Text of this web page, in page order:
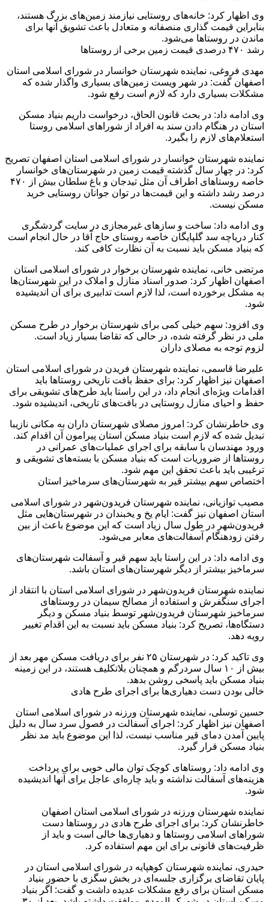
وی اظهار کرد: خانه‌های روستایی نیازمند زمین‌های بزرگ هستند،
بنابراین قیمت گذاری منصفانه و متعادل باعث تشویق آنها برای
ماندن در روستاها می‌شود.
رشد ۴۷۰ درصدی قیمت زمین برخی از روستاها
مهدی فروغی، نماینده شهرستان خوانسار در شورای اسلامی استان
اصفهان گفت: در شهر ویست زمین‌های بسیاری واگذار شده که
مشکلات بسیاری دارد که لازم است رفع شود.
وی ادامه داد: در بحث قانون الحاق، درخواست داریم بنیاد مسکن
استان در هنگام دادن سند به افراد از شوراهای اسلامی روستا
استعلام‌های لازم را بگیرد.
نماینده شهرستان خوانسار در شورای اسلامی استان اصفهان تصریح
کرد: در چهار سال گذشته قیمت زمین در شهرستان‌های خوانسار
خاصه روستاهای اطراف آن مثل تیدجان و باغ سلطان بیش از ۴۷۰
درصد رشد داشته و این قیمت‌ها در توان جوانان روستایی خرید
مسکن نیست.
وی ادامه داد: ساخت و سازهای غیرمجازی در سایت گردشگری
کنار دریاچه سد گلپایگان خاصه روستای حاج آقا در حال انجام است
که بنیاد مسکن باید نسبت به آن نظارت کافی کند.
مرتضی خانی، نماینده شهرستان برخوار در شورای اسلامی استان
اصفهان اظهار کرد: صدور اسناد منازل و املاک در این شهرستان‌ها
به مشکل برخورده است، لذا لازم است تدابیری برای آن اندیشیده
شود.
وی افزود: سهم خیلی کمی برای شهرستان برخوار در طرح مسکن
ملی در نظر گرفته شده، در حالی که تقاضا بسیار زیاد است.
لزوم توجه به مصلای داران
علیرضا قاسمی، نماینده شهرستان فریدن در شورای اسلامی استان
اصفهان نیز اظهار کرد: برای حفظ بافت تاریخی روستاها باید
اقدامات ویژه‌ای انجام داد، در این راستا باید طرح‌های تشویقی برای
حفظ و احیای منازل روستایی در بافت‌های تاریخی، اندیشیده شود.
وی خاطرنشان کرد: امروز مصلای شهرستان داران به مکانی نازیبا
تبدیل شده که لازم است بنیاد مسکن استان پیرامون آن اقدام کند.
ورود مهندسان با سابقه برای اجرای عملیات‌های عمرانی در
روستاها از ضروریات است که بنیاد مسکن با بسته‌های تشویقی و
ترغیبی باید باعث تحقق این مهم شود.
اختصاص سهم بیشتر قیر به شهرستان‌های سرماخیز استان
مصیب توازیانی، نماینده شهرستان فریدون‌شهر در شورای اسلامی
استان اصفهان نیز گفت: ایام یخ و یخبندان در شهرستان‌هایی مثل
فریدون‌شهر در طول سال زیاد است که این موضوع باعث از بین
رفتن زودهنگام آسفالت‌های معابر می‌شود.
وی ادامه داد: در این راستا باید سهم قیر و آسفالت شهرستان‌های
سرماخیز بیشتر از دیگر شهرستان‌های استان باشد.
نماینده شهرستان فریدون‌شهر در شورای اسلامی استان با انتقاد از
اجرای سنگفرش و استفاده از مصالح سیمان در روستاهای
سرماخیز شهرستان فریدون‌شهر توسط بنیاد مسکن و دیگر
دستگاه‌ها، تصریح کرد: بنیاد مسکن باید نسبت به این اقدام تغییر
رویه دهد.
وی تاکید کرد: در شهرستان ۲۵ نفر برای دریافت مسکن مهر بعد از
بیش از ۱۰ سال سردرگم و همچنان بلاتکلیف هستند، در این زمینه
بنیاد مسکن باید پاسخی روشن بدهد.
خالی بودن دست دهیاری‌ها برای اجرای طرح هادی
حسین توسلی، نماینده شهرستان ورزنه در شورای اسلامی استان
اصفهان نیز اظهار کرد: اجرای آسفالت در فصول سرد سال به دلیل
پایین آمدن دمای قیر مناسب نیست، لذا این موضوع باید مد نظر
بنیاد مسکن قرار گیرد.
وی ادامه داد: روستاهای کوچک توان مالی خوبی برای پرداخت
هزینه‌های آسفالت نداشته و باید چاره‌ای عاجل برای آنها اندیشیده
شود.
نماینده شهرستان ورزنه در شورای اسلامی استان اصفهان
خاطرنشان کرد: برای اجرای طرح هادی در روستاها دست
شوراهای اسلامی روستاها و دهیاری‌ها خالی است و باید از
ظرفیت‌های قانونی برای این مهم استفاده کرد.
حیدری، نماینده شهرستان کوهپایه در شورای اسلامی استان در
پایان تقاضای برگزاری جلسه‌ای در بخش سگزی با حضور بنیاد
مسکن استان برای رفع مشکلات عدیده داشت و گفت: اگر بنیاد